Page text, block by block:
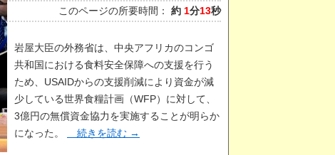
このページの所要時間： 約 1分13秒
岩屋大臣の外務省は、中央アフリカのコンゴ
共和国における食料安全保障への支援を行う
ため、USAIDからの支援削減により資金が減
少している世界食糧計画（WFP）に対して、
3億円の無償資金協力を実施することが明らか
になった。
続きを読む →